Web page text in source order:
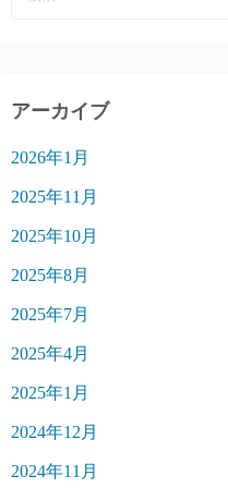
アーカイブ
2026年1月
2025年11月
2025年10月
2025年8月
2025年7月
2025年4月
2025年1月
2024年12月
2024年11月